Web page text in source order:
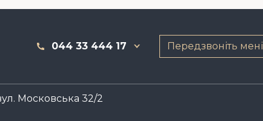
044 33 444 17 Передзвоніть мені
Московська 32/2